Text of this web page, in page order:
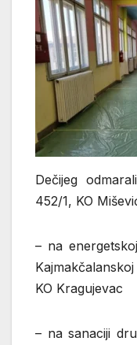
Dečijeg
452/1, KO
– na
KO Kragujevac
– na sanaciji